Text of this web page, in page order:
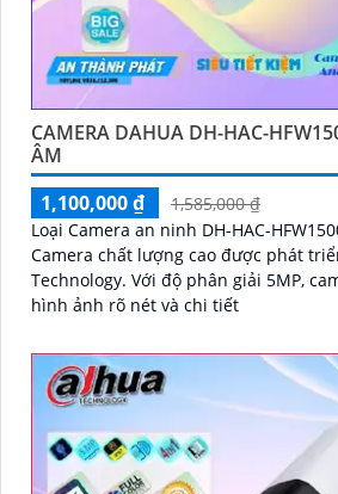
CAMERA DAHUA DH-HAC-
ÂM
1,100,000 ₫
1,585,000 ₫
Loại Camera an ninh DH-HAC-
Camera chất lượng cao được phát
Technology. Với độ phân giải 5MP, camera này cung cấp
hình ảnh rõ nét và chi tiết